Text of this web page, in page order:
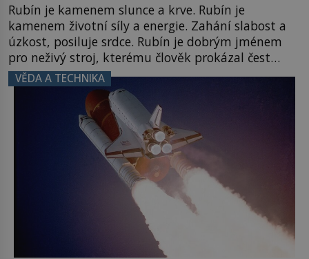
Rubín je kamenem slunce a krve. Rubín je
kamenem životní síly a energie. Zahání slabost a
úzkost, posiluje srdce. Rubín je dobrým jménem
pro neživý stroj, kterému člověk prokázal čest
nezmizet v tavicí peci a našel mu místo
k poslednímu odpočinku. Je druhá polovina 50. let
minulého století. Nálože spočítány, umístěny a
odpáleny. Trup ponorky nabírá vodu […]
VĚDA A TECHNIKA